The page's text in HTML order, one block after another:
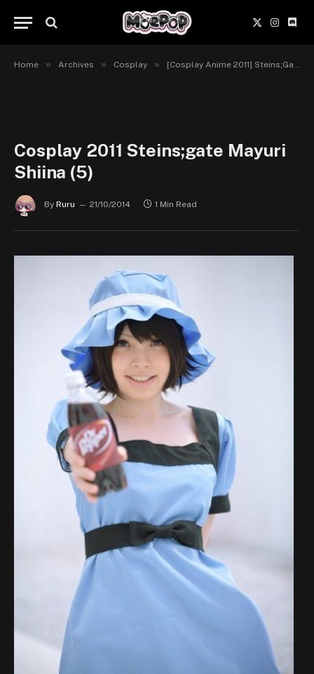
X
(Twitter)
Home » Archives » Cosplay » [Cosplay Anime 2011] Steins;Gate
Cosplay 2011 Steins;gate Mayuri
Shiina (5)
By Ruru 21/10/2014 1 Min Read